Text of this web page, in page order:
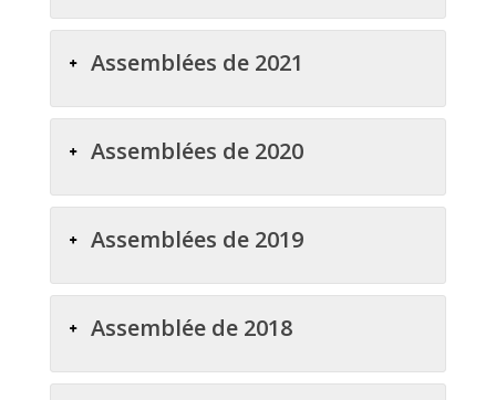
Assemblées de 2021
Assemblées de 2020
Assemblées de 2019
Assemblée de 2018